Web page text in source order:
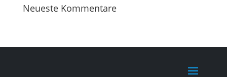
Neueste Kommentare